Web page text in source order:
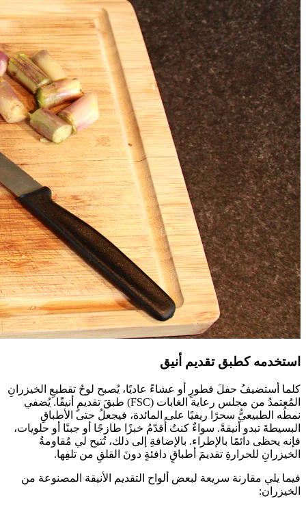
استخدمه كطبق تقديم أنيق
كلما أستضيفُ حفلَ فطورٍ أو عشاءً عاديًا، يُصبح لوحُ تقطيعِ الخيزرانِ
المُعتمدُ من مجلس رعاية الغابات (FSC) طبقَ تقديمٍ أنيقًا. يُضفي
نمطُه الطبيعيُّ سحرًا ريفيًا على المائدة، فيجعلُ حتى الأطباقِ
البسيطةَ تبدو أنيقةً. سواءٌ كنتُ أُقدّمُ خبزًا طازجًا أو جبنًا أو حلويات،
فإنه يحظى دائمًا بالإطراء. بالإضافةِ إلى ذلك، تُتيح لي مُقاومةُ
الخيزرانِ للحرارةِ تقديمَ أطباقٍ دافئةٍ دونَ القلقِ من تلفِها.
فيما يلي مقارنة سريعة لبعض ألواح التقديم الأنيقة المصنوعة من
الخيزران: